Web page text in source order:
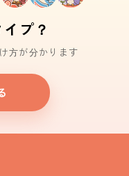
プ？
方が分かります